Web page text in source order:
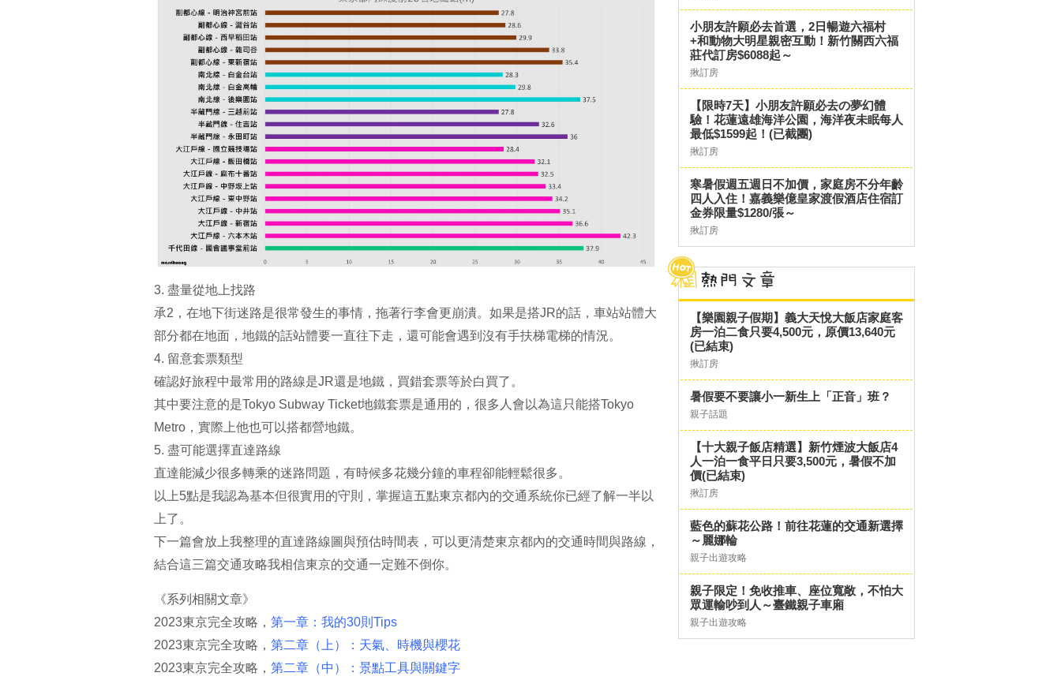
3. 盡量從地上找路
承2，在地下街迷路是很常發生的事情，拖著行李會更崩潰。如果是搭JR的話，車站站體大
部分都在地面，地鐵的話站體要一直往下走，還可能會遇到沒有手扶梯電梯的情況。
4. 留意套票類型
確認好旅程中最常用的路線是JR還是地鐵，買錯套票等於白買了。
其中要注意的是Tokyo Subway Ticket地鐵套票是通用的，很多人會以為這只能搭Tokyo
Metro，實際上他也可以搭都營地鐵。
5. 盡可能選擇直達路線
直達能減少很多轉乘的迷路問題，有時候多花幾分鐘的車程卻能輕鬆很多。
以上5點是我認為基本但很實用的守則，掌握這五點東京都內的交通系統你已經了解一半以
上了。
下一篇會放上我整理的直達路線圖與預估時間表，可以更清楚東京都內的交通時間與路線，
結合這三篇交通攻略我相信東京的交通一定難不倒你。
《系列相關文章》
2023東京完全攻略， 第一章：我的30則Tips
2023東京完全攻略， 第二章（上）：天氣、時機與櫻花
2023東京完全攻略， 第二章（中）：景點工具與關鍵字
小朋友許願必去首選，2日暢遊六福村
+和動物大明星親密互動！新竹關西六福
莊代訂房$6088起～
揪訂房
【限時7天】小朋友許願必去の夢幻體
驗！花蓮遠雄海洋公園，海洋夜未眠每人
最低$1599起！(已截團)
揪訂房
寒暑假週五週日不加價，家庭房不分年齡
四人入住！嘉義樂億皇家渡假酒店住宿訂
金券限量$1280/張～
揪訂房
【樂園親子假期】義大天悅大飯店家庭客
房一泊二食只要4,500元，原價13,640元
(已結束)
揪訂房
暑假要不要讓小一新生上「正音」班？
親子話題
【十大親子飯店精選】新竹煙波大飯店4
人一泊一食平日只要3,500元，暑假不加
價(已結束)
揪訂房
藍色的蘇花公路！前往花蓮的交通新選擇
～麗娜輪
親子出遊攻略
親子限定！免收推車、座位寬敞，不怕大
眾運輸吵到人～臺鐵親子車廂
親子出遊攻略